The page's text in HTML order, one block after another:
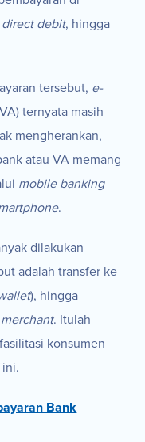
direct debit, hingga
tersebut, e-
ternyata masih
mengherankan,
atau VA memang
mobile banking
.
dilakukan
adalah transfer ke
), hingga
merchant. Itulah
konsumen
ini.
Bank